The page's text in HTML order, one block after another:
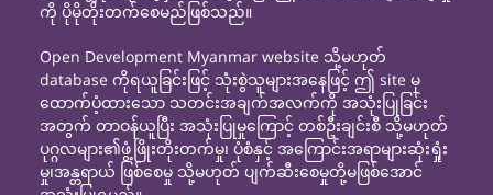
ကို ပိုမိုတိုးတက်စေမည်ဖြစ်သည်။
Open Development Myanmar website သို့မဟုတ်
database ကိုရယူခြင်းဖြင့် သုံးစွဲသူများအနေဖြင့် ဤ site မှ
ထောက်ပံ့ထားသော သတင်းအချက်အလက်ကို အသုံးပြုခြင်း
အတွက် တာဝန်ယူပြီး အသုံးပြုမှုကြောင့် တစ်ဦးချင်းစီ သို့မဟုတ်
ပုဂ္ဂလများ၏ဖွံ့ဖြိုးတိုးတက်မှု၊ ပုံစံနှင့် အကြောင်းအရာများဆုံးရှုံး
မှု၊အန္တရာယ် ဖြစ်စေမှု သို့မဟုတ် ပျက်ဆီးစေမှုတို့မဖြစ်အောင်